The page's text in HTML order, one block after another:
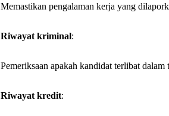
Memastikan pengalaman kerja yang
Riwayat kriminal:
Pemeriksaan apakah kandidat terlibat
Riwayat kredit: